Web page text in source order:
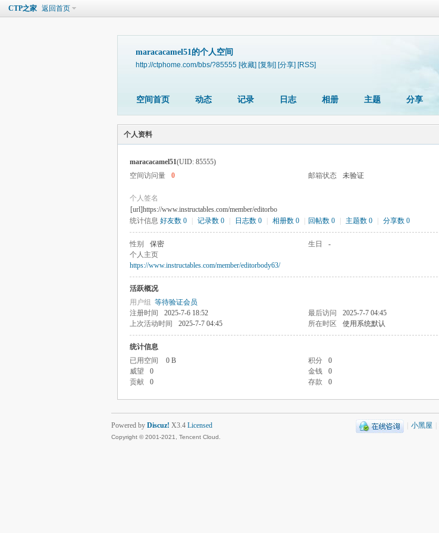
CTP之家 返回首页
maracacamel51的个人空间
http://ctphome.com/bbs/?85555 [收藏] [复制] [分享] [RSS]
空间首页 动态 记录 日志 相册 主题 分享
个人资料
maracacamel51(UID: 85555)
空间访问量
0 邮箱状态 未验证
个人签名
[url]https://www.instructables.com/member/editorbo
统计信息 好友数 0 记录数 0 日志数 0 相册数 0 回帖数 0 主题数 0 分享数 0
性别 保密 生日
-
个人主页
https://www.instructables.com/member/editorbody63/
活跃概况
用户组 等待验证会员
注册时间
2025-7-6 18:52 最后访问
2025-7-7 04:45
上次活动时间
2025-7-7 04:45 所在时区 使用系统默认
统计信息
已用空间
0 B 积分
0
威望
0 金钱
0
贡献
0 存款 0
小黑屋
Powered by Discuz! X3.4 Licensed
Copyright © 2001-2021, Tencent Cloud.